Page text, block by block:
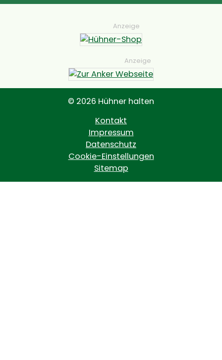
Anzeige
Anzeige
© 2026 Hühner halten
Kontakt
Impressum
Datenschutz
Cookie-Einstellungen
Sitemap